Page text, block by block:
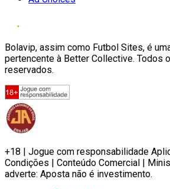
Bolavip, assim como Futbol Sites, é
pertencente à Better Collective. Todos
reservados.
+18 | Jogue com responsabilidade
Condições | Conteúdo Comercial |
adverte: Aposta não é investimento.